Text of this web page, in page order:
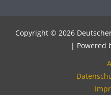
Copyright © 2026
| Powered